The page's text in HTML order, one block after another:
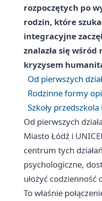
rozpoczętych po
rodzin, które
integracyjne
znalazła się
kryzysem
Od pierwszych
Rodzinne formy
Szkoły
Od pierwszych
Miasto Łódź i
centrum tych
psychologiczne,
ułożyć codzienność
To właśnie